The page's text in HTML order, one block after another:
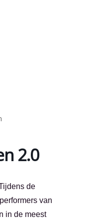
2.0
de
van
in de meest